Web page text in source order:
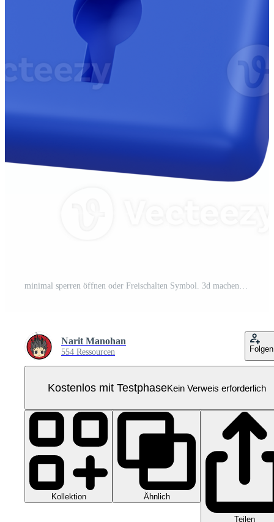
minimal sperren öffnen oder Freischalten Symbol. 3d machen isoliert Illustration. Pro PNG
Narit Manohan
554 Ressourcen Folgen
Kostenlos mit TestphaseKein Verweis erforderlich
Kollektion Ähnlich
Teilen